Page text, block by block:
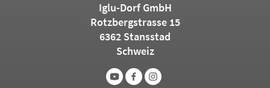
Iglu-Dorf GmbH
Rotzbergstrasse 15
6362 Stansstad
Schweiz